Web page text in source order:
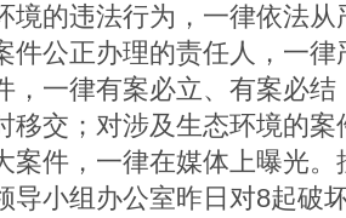
境的违法行为，一律依法
件公正办理的责任人，一
，一律有案必立、有案必
移交；对涉及生态环境的
案件，一律在媒体上曝光
导小组办公室昨日对8起破